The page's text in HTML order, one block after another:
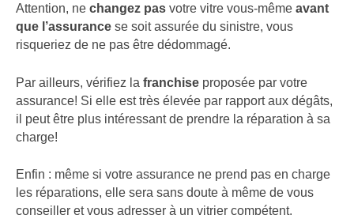
Attention, ne changez pas votre vitre vous-même avant
que l’assurance se soit assurée du sinistre, vous
risqueriez de ne pas être dédommagé.
Par ailleurs, vérifiez la franchise proposée par votre
assurance! Si elle est très élevée par rapport aux dégâts,
il peut être plus intéressant de prendre la réparation à sa
charge!
Enfin : même si votre assurance ne prend pas en charge
les réparations, elle sera sans doute à même de vous
conseiller et vous adresser à un vitrier compétent.